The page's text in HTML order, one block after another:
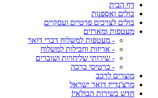
דף הבית
בולים ואספנות
בולים לצרכים פרטיים ועסקיים
מעטפות ומארזים
- מעטפות למשלוח דברי דואר
- אריזות וחבילות למשלוח
- שירותי שליחויות ושוברים
- כרטיסי ברכה
מוצרים לרכב
מרצ'נדייז דואר ישראל
חדש בשירות הבולאי!